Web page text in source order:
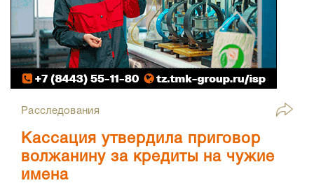
Расследования
Кассация утвердила приговор
волжанину за кредиты на чужие
имена